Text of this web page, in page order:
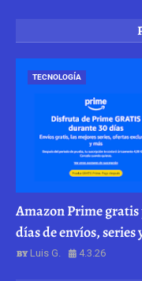
TECNOLOGÍA
Amazon Prime gratis
días de envíos,
Luis G. 4.3.26